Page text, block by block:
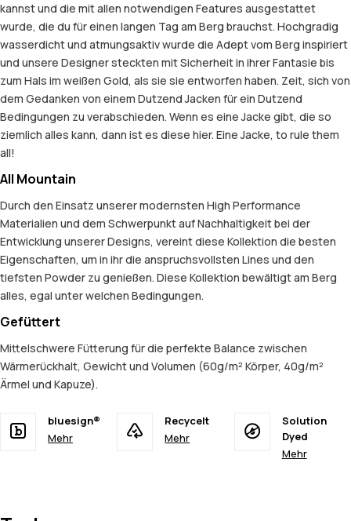
kannst und die mit allen notwendigen Features ausgestattet
wurde, die du für einen langen Tag am Berg brauchst. Hochgradig
wasserdicht und atmungsaktiv wurde die Adept vom Berg inspiriert
und unsere Designer steckten mit Sicherheit in ihrer Fantasie bis
zum Hals im weißen Gold, als sie sie entworfen haben. Zeit, sich von
dem Gedanken von einem Dutzend Jacken für ein Dutzend
Bedingungen zu verabschieden. Wenn es eine Jacke gibt, die so
ziemlich alles kann, dann ist es diese hier. Eine Jacke, to rule them
all!
All Mountain
Durch den Einsatz unserer modernsten High Performance
Materialien und dem Schwerpunkt auf Nachhaltigkeit bei der
Entwicklung unserer Designs, vereint diese Kollektion die besten
Eigenschaften, um in ihr die anspruchsvollsten Lines und den
tiefsten Powder zu genießen. Diese Kollektion bewältigt am Berg
alles, egal unter welchen Bedingungen.
Gefüttert
Mittelschwere Fütterung für die perfekte Balance zwischen
Wärmerückhalt, Gewicht und Volumen (60g/m² Körper, 40g/m²
Ärmel und Kapuze).
bluesign®
Mehr
Recycelt
Mehr
Solution
Dyed
Mehr